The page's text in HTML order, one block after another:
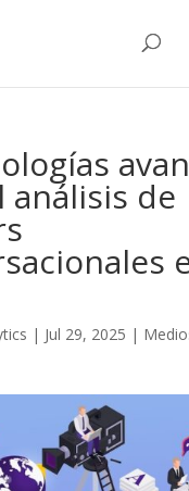
análisis de
| Jul 29, 2025 |